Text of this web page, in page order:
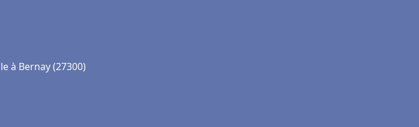
à Bernay (27300)